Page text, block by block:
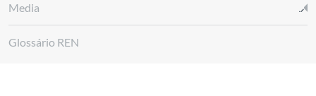
Media
Glossário REN